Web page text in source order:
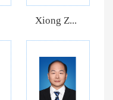
Xiong Z...